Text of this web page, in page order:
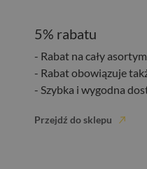
5% rabatu
- Rabat na cały
- Rabat obowiązuje
- Szybka i wygodna
Przejdź do sklepu